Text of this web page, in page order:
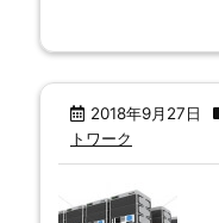
2018年9月27日
トワーク